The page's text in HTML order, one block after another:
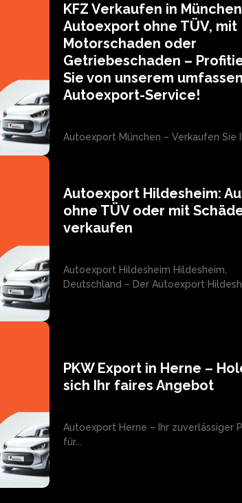
KFZ Verkaufen in
Autoexport ohne TÜV, mit
Motorschaden oder
Getriebeschaden –
Sie von unserem
Autoexport-Service!
Autoexport München – Verkaufen Sie
Autoexport Hildesheim:
ohne TÜV oder mit
verkaufen
Autoexport Hildesheim Hildesheim,
Deutschland – Der Autoexport
PKW Export in Herne –
sich Ihr faires Angebot
Autoexport Herne – Ihr zuverlässiger
für...